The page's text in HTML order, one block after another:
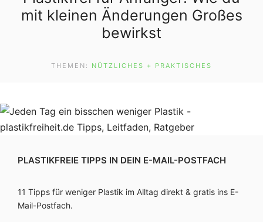
mit kleinen Änderungen Großes
bewirkst
THEMEN: NÜTZLICHES + PRAKTISCHES
PLASTIKFREIE TIPPS IN DEIN E-MAIL-POSTFACH
11 Tipps für weniger Plastik im Alltag direkt & gratis ins E-
Mail-Postfach.